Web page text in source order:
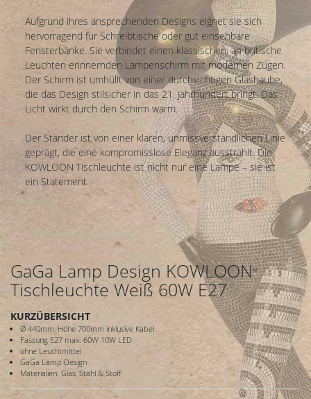
Aufgrund ihres ansprechenden Designs eignet sie sich
hervorragend für Schreibtische oder gut einsehbare
Fensterbänke. Sie verbindet einen klassischen, an britische
Leuchten erinnernden Lampenschirm mit modernen Zügen.
Der Schirm ist umhüllt von einer durchsichtigen Glashaube,
die das Design stilsicher in das 21. Jahrhundert bringt. Das
Licht wirkt durch den Schirm warm.
Der Ständer ist von einer klaren, unmissverständlichen Linie
geprägt, die eine kompromisslose Eleganz ausstrahlt. Die
KOWLOON Tischleuchte ist nicht nur eine Lampe – sie ist
ein Statement.
GaGa Lamp Design KOWLOON
Tischleuchte Weiß 60W E27
KURZÜBERSICHT
Ø 440mm, Höhe 700mm inklusive Kabel
Fassung E27 max. 60W 10W LED
ohne Leuchtmittel
GaGa Lamp Design
Materialien: Glas, Stahl & Stoff